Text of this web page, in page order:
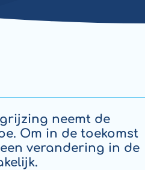
neemt de
Om in de toekomst
verandering in de